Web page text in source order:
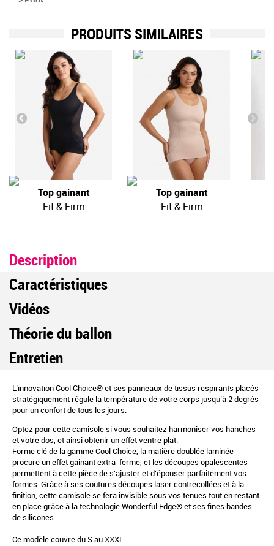
PRODUITS SIMILAIRES
Top gainant
Fit & Firm
Top gainant
Fit & Firm
Description
Caractéristiques
Vidéos
Théorie du ballon
Entretien
L’innovation Cool Choice® et ses panneaux de tissus respirants placés
stratégiquement régule la température de votre corps jusqu’à 2 degrés
pour un confort de tous les jours.
Optez pour cette camisole si vous souhaitez harmoniser vos hanches
et votre dos, et ainsi obtenir un effet ventre plat.
Forme clé de la gamme Cool Choice, la matière doublée laminée
procure un effet gainant extra-ferme, et les découpes opalescentes
permettent à cette pièce de s'ajuster et d'épouser parfaitement vos
formes. Grâce à ses coutures découpes laser contrecollées et à la
finition, cette camisole se fera invisible sous vos tenues tout en restant
en place grâce à la technologie Wonderful Edge® et ses fines bandes
de silicones.
Ce modèle couvre du S au XXXL.